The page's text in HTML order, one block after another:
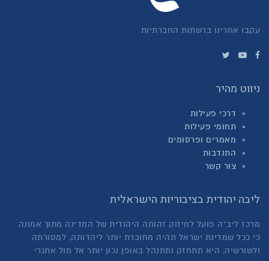
עקבו אחרינו ברשתות החברתיות
ניווט מהיר
דרכי פעילות
תחומי פעילות
מאמרים ופרסומים
התנדבות
צור קשר
ליבה יהודית בציבוריות הישראלית
מרכז ליב"ה פועל לחיזוק זהותה היהודית של המדינה מתוך אמונה
כי ככל שמדינת ישראל תהיה מחוברת יותר ליהדותה, למסורתה
ולשורשיה, היא תתחזק ותתנהל באופן נכון יותר אל מול אתגרי